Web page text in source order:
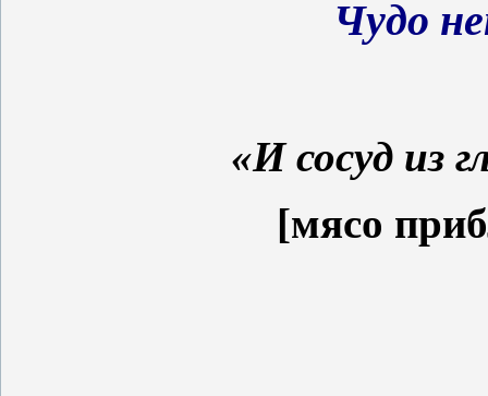
Чудо
«И сосуд из
[мясо